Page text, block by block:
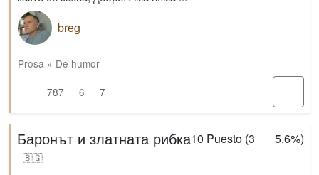
breg
Prosa » De humor
787
6 7
10 Puesto (3 5.6%)
Баронът и златната рибка
🇧🇬